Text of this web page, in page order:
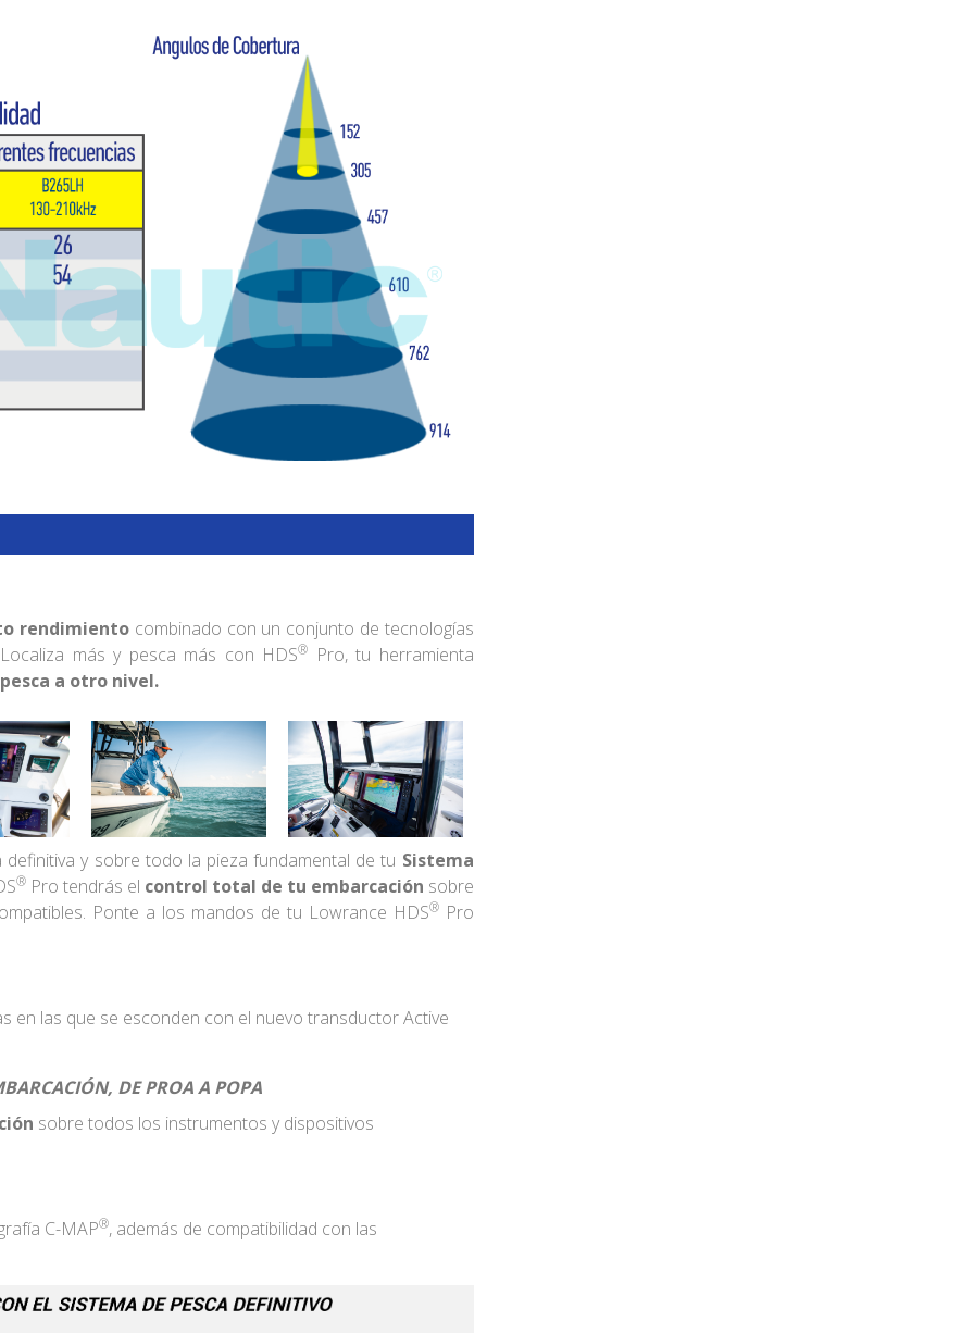
rendimiento combinado con un conjunto de tecnologías
más y pesca más con HDS® Pro, tu herramienta
a otro nivel.
y sobre todo la pieza fundamental de tu Sistema
®Pro tendrás el control total de tu embarcación sobre
Ponte a los mandos de tu Lowrance HDS®Pro
en las que se esconden con el nuevo transductor Active
DE PROA A POPA
sobre todos los instrumentos y dispositivos
C-MAP®, además de compatibilidad con las